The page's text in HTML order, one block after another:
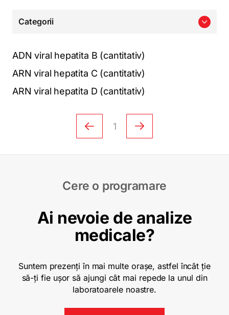
Categorii
ADN viral hepatita B (cantitativ)
ARN viral hepatita C (cantitativ)
ARN viral hepatita D (cantitativ)
1
Cere o programare
Ai nevoie de analize
medicale?
Suntem prezenți în mai multe orașe, astfel încât ție
să-ți fie ușor să ajungi cât mai repede la unul din
laboratoarele noastre.